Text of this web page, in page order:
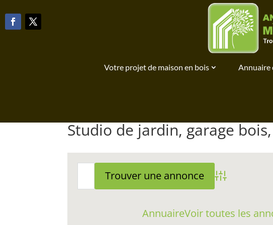
Votre projet de maison en bois Annuaire
Studio de jardin, garage
Advanced Search
AnnuaireVoir toutes les